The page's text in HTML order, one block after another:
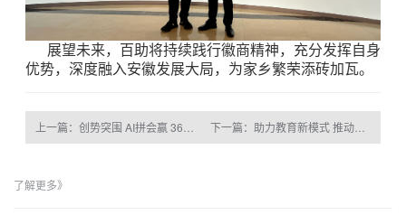
展望未来，百助将持续践行徽商精神，充分发挥自身
优势，深度融入安徽发展大局，为家乡繁荣添砖加瓦。
下一篇：助力教育新模式 推动教育智能化
了解更多》